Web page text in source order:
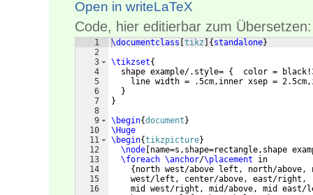
Open in writeLaTeX
Code, hier editierbar zum Übersetzen:
1
2
3
4
5
6
7
8
9
10
11
12
13
14
15
16
\documentclass tikz { standalone}
\tikzset{
  shape example/.style=
{
color =
line width = .5cm,inner xsep =
}
}
\begin{document }
\Huge
\begin{tikzpicture}
\node name=s,shape=rectangle,shape
\foreach \anchor/\placement in
{ north west/above left, north/
    west/left, center/above, east/right,
mid west/right, mid/above, mid east/